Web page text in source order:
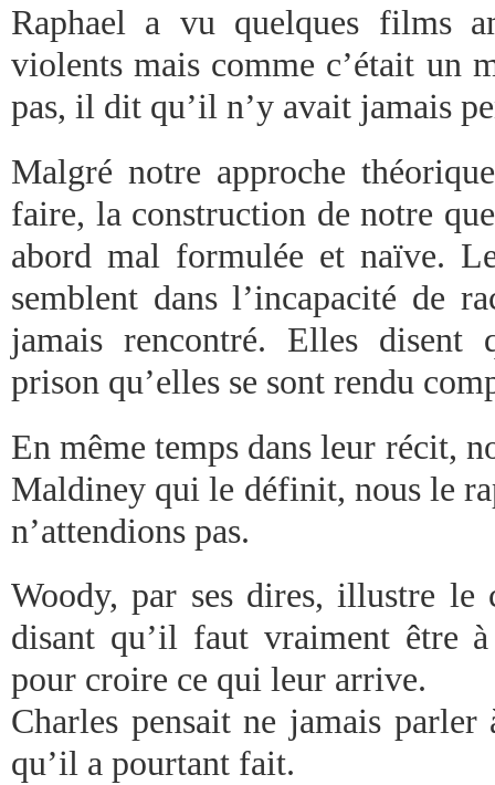
Raphael a vu quelques films
violents mais comme c’était un
pas, il dit qu’il n’y avait jamais
Malgré notre approche
faire, la construction de notre
abord mal formulée et naïve.
semblent dans l’incapacité de
jamais rencontré. Elles disent
prison qu’elles se sont rendu
En même temps dans leur récit,
Maldiney qui le définit, nous le
n’attendions pas.
Woody, par ses dires, illustre le
disant qu’il faut vraiment être
pour croire ce qui leur arrive.
Charles pensait ne jamais parler
qu’il a pourtant fait.